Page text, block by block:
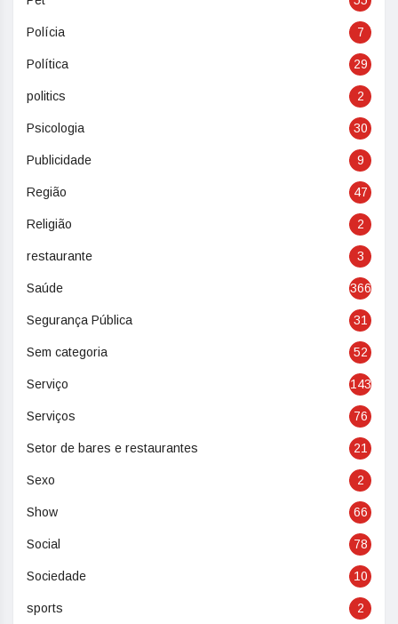
Polícia 7
Política 29
politics 2
Psicologia 30
Publicidade 9
Região 47
Religião 2
restaurante 3
Saúde 366
Segurança Pública 31
Sem categoria 52
Serviço 143
Serviços 76
Setor de bares e restaurantes 21
Sexo 2
Show 66
Social 78
Sociedade 10
sports 2